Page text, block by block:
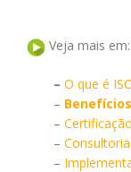
Veja mais em:
– O que é
– Benefícios
–
–
–